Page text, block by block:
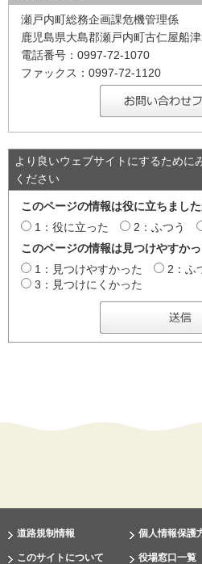
瀬戸内町総務企画課危機管理係
鹿児島県大島郡瀬戸内町古仁屋船
電話番号：0997-72-1070
ファックス：0997-72-1120
より良いウェブサイトにするために
ください
このページの情報は役に立ちました
1：役に立った
2：ふつう
このページの情報は見つけやすか
1：見つけやすかった
2：ふ
3：見つけにくかった
道路規制情報 個人情報保護
このサイトについて 役場窓口一覧